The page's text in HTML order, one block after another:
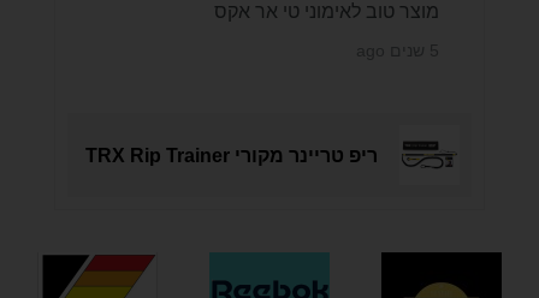
מוצר טוב לאימוני טי אר אקס
ריפ טריינר מקורי TRX Rip Trainer